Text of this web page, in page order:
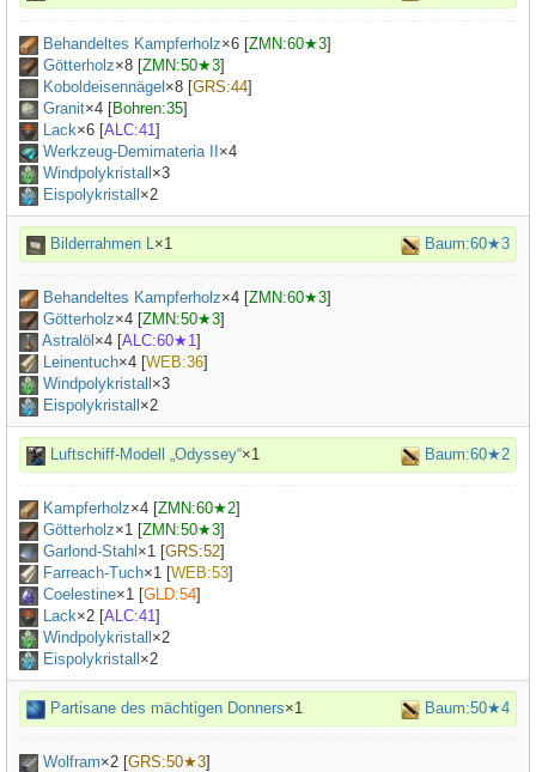
Behandeltes Kampferholz×6 [ZMN:60★3]
Götterholz×8 [ZMN:50★3]
Koboldeisennägel ×8 [GRS:44]
Granit×4 [Bohren:35]
Lack×6 [ALC:41]
Werkzeug-Demimateria II ×4
Windpolykristall ×3
Eispolykristall ×2
Bilderrahmen L×1 Baum:60★3
Behandeltes Kampferholz×4 [ZMN:60★3]
Götterholz×4 [ZMN:50★3]
Astralöl ×4 [ALC:60★1]
Leinentuch×4 [WEB:36]
Windpolykristall ×3
Eispolykristall ×2
Luftschiff-Modell „Odyssey“×1 Baum:60★2
Kampferholz×4 [ZMN:60★2]
Götterholz×1 [ZMN:50★3]
Garlond-Stahl ×1 [GRS:52]
Farreach-Tuch×1 [WEB:53]
Coelestine×1 [GLD:54]
Lack×2 [ALC:41]
Windpolykristall ×2
Eispolykristall ×2
Partisane des mächtigen Donners×1 Baum:50★4
Wolfram×2 [GRS:50★3]